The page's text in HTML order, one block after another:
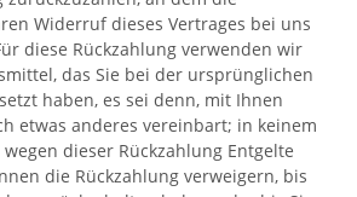
Widerruf dieses Vertrages bei uns
diese Rückzahlung verwenden wir
das Sie bei der ursprünglichen
haben, es sei denn, mit Ihnen
etwas anderes vereinbart; in keinem
dieser Rückzahlung Entgelte
die Rückzahlung verweigern, bis